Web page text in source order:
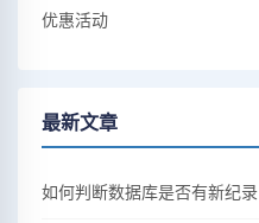
优惠活动
最新文章
如何判断数据库是否有新纪录